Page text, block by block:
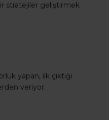
stratejiler geliştirmek
yapan, ilk çıktığı
veriyor.